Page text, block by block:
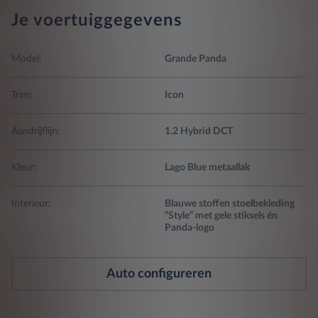
Je voertuiggegevens
Model: Grande Panda
Trim: Icon
Aandrijflijn: 1.2 Hybrid DCT
Kleur: Lago Blue metaallak
Interieur:
Blauwe stoffen stoelbekleding
“Style” met gele stiksels én
Panda-logo
Auto configureren